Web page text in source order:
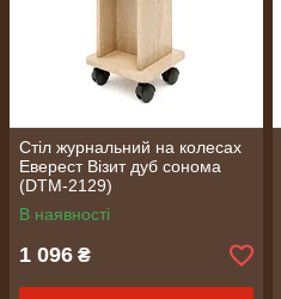
Стіл журнальний на колесах
Еверест Візит дуб сонома
(DTM-2129)
В наявності
1 096 ₴